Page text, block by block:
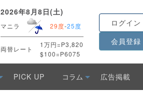
2026年8月8日(土)
マニラ 29度-25度
両替レート
1万円=P3,820
$100=P6075
ログイン
会員登録
PICK UP コラム 広告掲載